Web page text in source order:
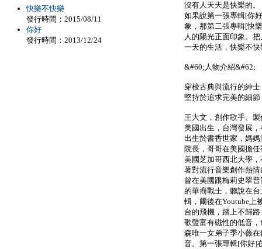
沒有人天天是快樂的。
如果說第一張專輯[你
象，那第二張專輯[快
人的陽光正面印象。
一天的生活，快樂不
&#60;人物介紹&#62;
穿梭古典與流行的紳士
堅持於追求完美的細節
王大文，創作歌手、製
美國出生，台灣發展
出生於書香世家，媽
院長，哥哥在美國擔
美國芝加哥西北大學
著對流行音樂創作熱
曾在美國跟梅莉史翠
的華裔戰士，聽說在
輯，爾後在Youtube上
台的飛機，踏上不歸
歌聲富有磁性的低音
森唯一女弟子季小薇
音。第一張專輯[你好]
快樂不快樂
發行時間：2015/08/11
你好
發行時間：2013/12/24